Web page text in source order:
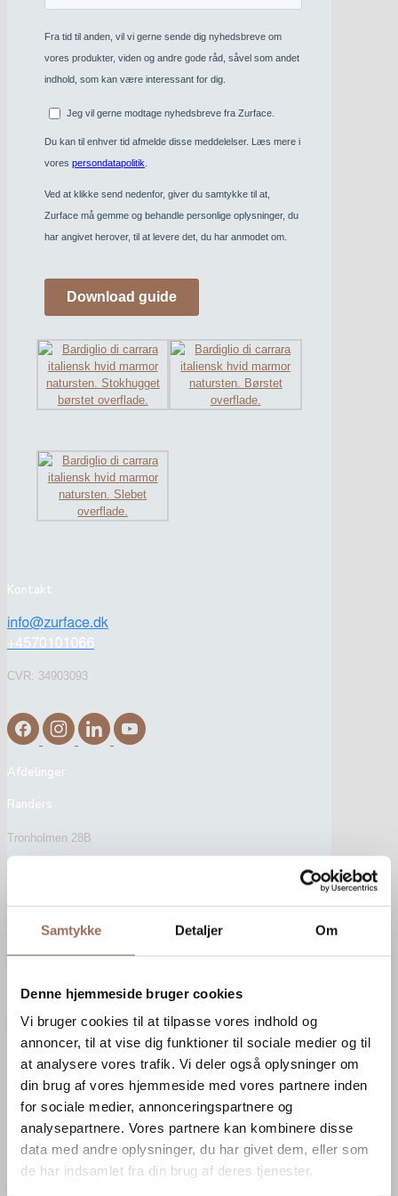
Samtykke Detaljer Om
Denne hjemmeside bruger cookies
Vi bruger cookies til at tilpasse vores indhold og
annoncer, til at vise dig funktioner til sociale medier og til
at analysere vores trafik. Vi deler også oplysninger om
din brug af vores hjemmeside med vores partnere inden
for sociale medier, annonceringspartnere og
analysepartnere. Vores partnere kan kombinere disse
data med andre oplysninger, du har givet dem, eller som
de har indsamlet fra din brug af deres tjenester.
Kontakt
CVR: 34903093
Afdelinger
Randers
Tronholmen 28B
Havnegade 4, st.
8000 Aarhus C
Horsens
Ove Jensens Allé 52
8700 Horsens
København S
2300 København S
Rønne